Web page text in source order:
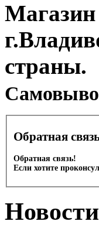
страны.
Обратная
Обратная связь!
Если хотите
Новости